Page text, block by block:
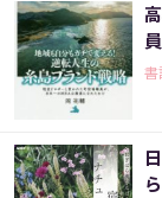
書